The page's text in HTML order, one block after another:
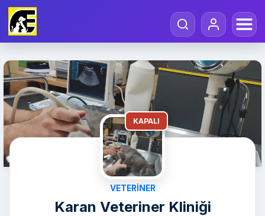
KAPALI
VETERINER
Karan Veteriner Kliniği